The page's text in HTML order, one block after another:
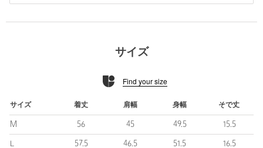
ケア方法：洗濯機洗い可
場合は、使用前に必ずご確認ください。
り、実際の色味と異なって見える場合がございます。あらかじめ
ご了承ください。
サイズ
Find your size
サイズ 着丈 肩幅 身幅 そで丈
M 56 45 49.5 15.5
57.5 46.5 51.5 16.5